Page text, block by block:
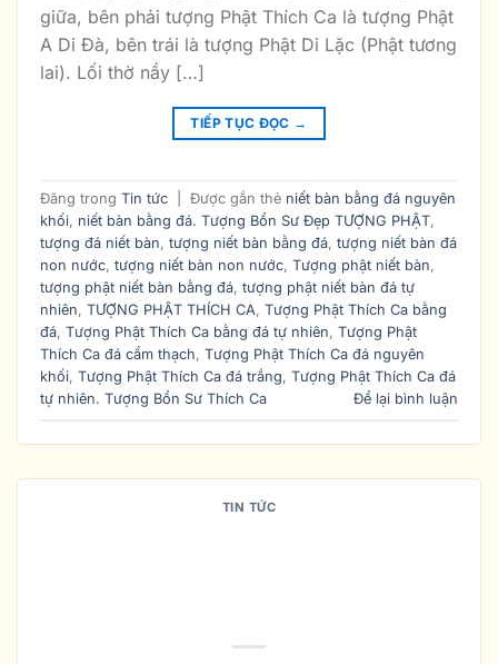
giữa, bên phải tượng Phật Thích Ca là tượng Phật
A Di Đà, bên trái là tượng Phật Di Lặc (Phật tương
lai). Lối thờ nầy […]
TIẾP TỤC ĐỌC →
Đăng trong Tin tức Được gắn thẻ niết bàn bằng đá nguyên
khối, niết bàn bằng đá. Tượng Bổn Sư Đẹp TƯỢNG PHẬT,
tượng đá niết bàn, tượng niết bàn bằng đá, tượng niết bàn đá
non nước, tượng niết bàn non nước, Tượng phật niết bàn,
tượng phật niết bàn bằng đá, tượng phật niết bàn đá tự
nhiên, TƯỢNG PHẬT THÍCH CA, Tượng Phật Thích Ca bằng
đá, Tượng Phật Thích Ca bằng đá tự nhiên, Tượng Phật
Thích Ca đá cẩm thạch, Tượng Phật Thích Ca đá nguyên
khối, Tượng Phật Thích Ca đá trắng, Tượng Phật Thích Ca đá
tự nhiên. Tượng Bổn Sư Thích Ca
Để lại bình luận
TIN TỨC